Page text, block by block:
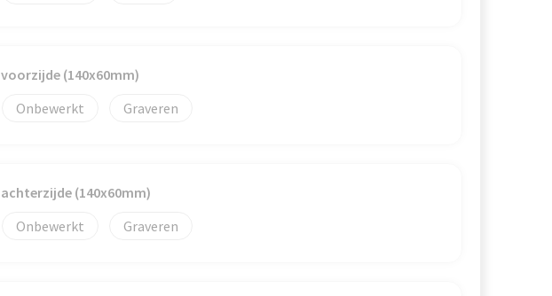
voorzijde (140x60mm)
Onbewerkt
Graveren
achterzijde (140x60mm)
Onbewerkt
Graveren